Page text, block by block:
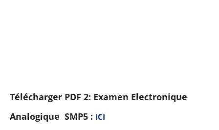
Télécharger PDF 2: Examen Electronique
Analogique SMP5 : ICI